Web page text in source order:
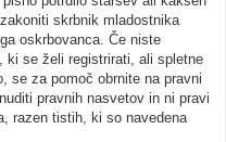
skrbnik mladostnika
oskrbovanca. Če niste
ki se želi registrirati, ali spletne
se za pomoč obrnite na pravni
pravnih nasvetov in ni pravi
razen tistih, ki so navedena